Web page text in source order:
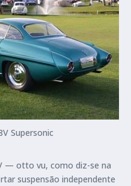
Supersonic
— otto vu, como diz-se na
suspensão independente